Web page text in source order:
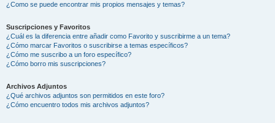
¿Como se puede encontrar mis propios mensajes y temas?
Suscripciones y Favoritos
¿Cuál es la diferencia entre añadir como Favorito y suscribirme a un tema?
¿Cómo marcar Favoritos o suscribirse a temas específicos?
¿Cómo me suscribo a un foro específico?
¿Cómo borro mis suscripciones?
Archivos Adjuntos
¿Qué archivos adjuntos son permitidos en este foro?
¿Cómo encuentro todos mis archivos adjuntos?